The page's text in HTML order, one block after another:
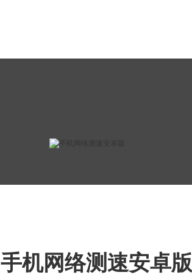
手机网络测速安卓版